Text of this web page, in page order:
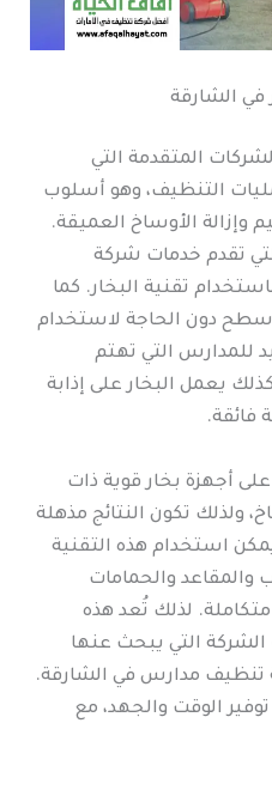
الشارقة
المتقدمة التي
التنظيف، وهو أسلوب
وإزالة الأوساخ العميقة.
تقدم خدمات شركة
تقنية البخار. كما
دون الحاجة لاستخدام
للمدارس التي تهتم
يعمل البخار على إذابة
فائقة.
أجهزة بخار قوية ذات
ولذلك تكون النتائج مذهلة
استخدام هذه التقنية
والمقاعد والحمامات
لذلك تُعد هذه
الشركة التي يبحث عنها
تنظيف مدارس في الشارقة.
الوقت والجهد، مع